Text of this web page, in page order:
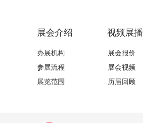
展会介绍 视频展播
办展机构 展会报价
参展流程
展会视频
展览范围
历届回顾